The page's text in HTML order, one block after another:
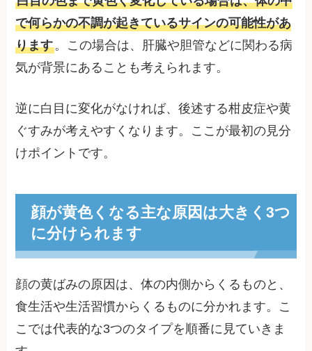
で何らかの不調が起きているサインの可能性があ
ります。この場合は、肝臓や胆管などに関わる病
気が背景にあることも考えられます。
逆に白目に変化がなければ、後述する柑皮症や黄
ぐすみが考えやすくなります。ここが最初の見分
けポイントです。
顔が黄色くなる主な原因は大きく3つ
に分けられます
顔の黄ばみの原因は、体の内側からくるものと、
食生活や生活習慣からくるものに分かれます。こ
こでは代表的な3つのタイプを順番に見ていきま